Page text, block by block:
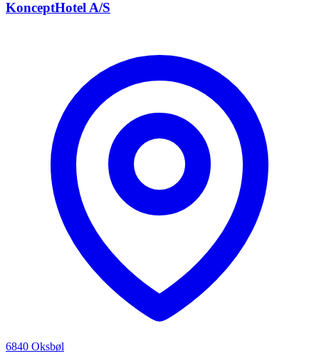
KonceptHotel A/S
6840 Oksbøl